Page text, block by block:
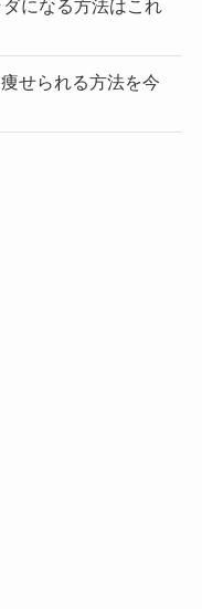
になる方法はこれ
せられる方法を今